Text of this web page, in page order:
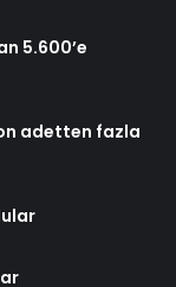
5.600’e
adetten fazla